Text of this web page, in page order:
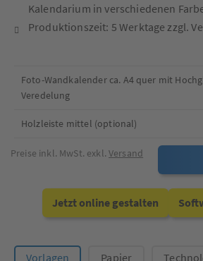
Kalendarium in verschiedenen
Produktionszeit: 5 Werktage zzgl.
Foto-Wandkalender ca. A4 quer mit
Veredelung
Holzleiste mittel (optional)
Preise inkl. MwSt. exkl.Versand
Jetzt online gestalten
Vorlagen Papier